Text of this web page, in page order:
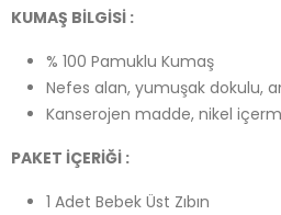
KUMAŞ BİLGİSİ :
% 100 Pamuklu Kumaş
Nefes alan, yumuşak dokulu,
Kanserojen madde, nikel
PAKET İÇERİĞİ :
1 Adet Bebek Üst Zıbın